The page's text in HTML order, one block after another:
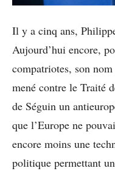
Il y a cinq ans,
Aujourd’hui encore,
compatriotes, son
mené contre le Traité
de Séguin un
que l’Europe ne
encore moins une
politique permettant